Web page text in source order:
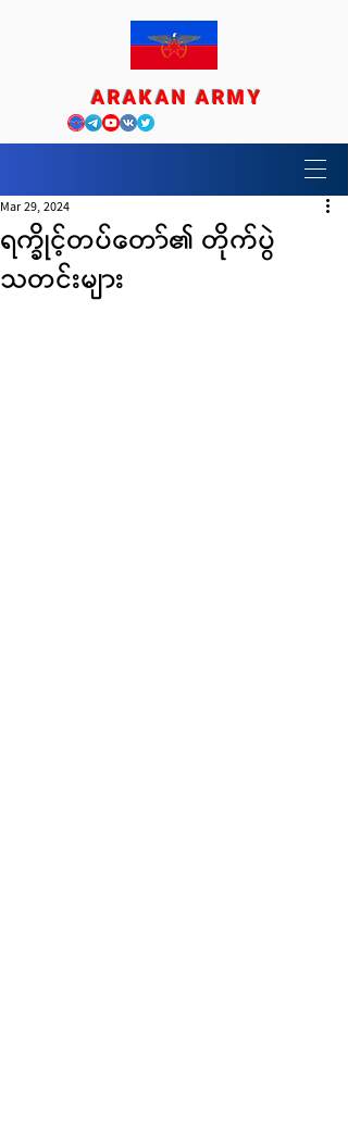
ARAKAN ARMY
ရက္ခိုင့်တပ်တော်၏ တိုက်ပွဲ
သတင်းများ
Mar 29, 2024